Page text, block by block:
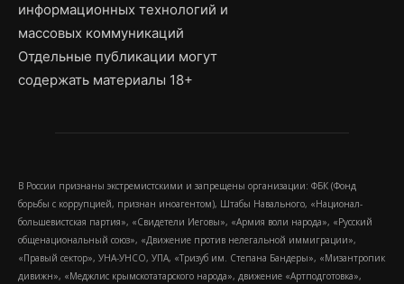
информационных технологий и
массовых коммуникаций
Отдельные публикации могут
содержать материалы 18+
В России признаны экстремистскими и запрещены организации: ФБК (Фонд
борьбы с коррупцией, признан иноагентом), Штабы Навального, «Национал-
большевистская партия», «Свидетели Иеговы», «Армия воли народа», «Русский
общенациональный союз», «Движение против нелегальной иммиграции»,
«Правый сектор», УНА-УНСО, УПА, «Тризуб им. Степана Бандеры», «Мизантропик
дивижн», «Меджлис крымскотатарского народа», движение «Артподготовка»,